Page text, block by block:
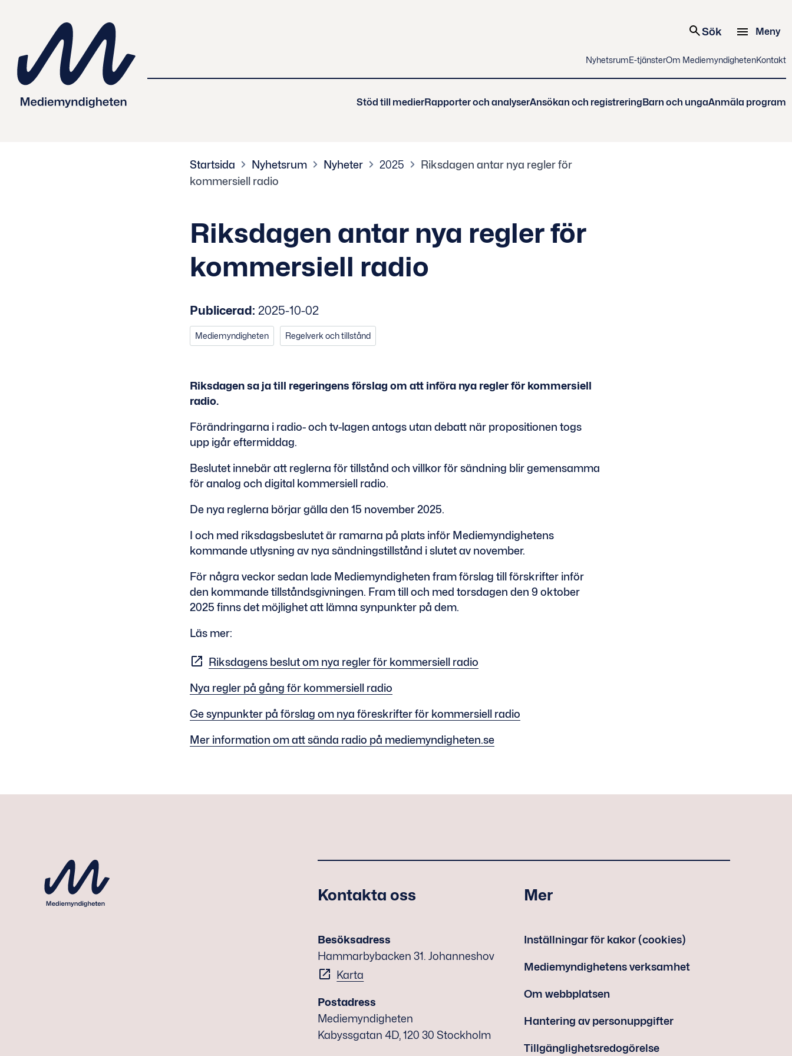
Sök Meny
NyhetsrumE-tjänsterOm MediemyndighetenKontakt
Stöd till medierRapporter och analyserAnsökan och registrering Barn och ungaAnmäla program
Startsida Nyhetsrum Nyheter 2025
Riksdagen antar nya regler för
kommersiell radio
Riksdagen antar nya regler för
kommersiell radio
Publicerad: 2025-10-02
Mediemyndigheten Regelverk och tillstånd
Riksdagen sa ja till regeringens förslag om att införa nya regler för kommersiell
radio.
Förändringarna i radio- och tv-lagen antogs utan debatt när propositionen togs
upp igår eftermiddag.
Beslutet innebär att reglerna för tillstånd och villkor för sändning blir gemensamma
för analog och digital kommersiell radio.
De nya reglerna börjar gälla den 15 november 2025.
I och med riksdagsbeslutet är ramarna på plats inför Mediemyndighetens
kommande utlysning av nya sändningstillstånd i slutet av november.
För några veckor sedan lade Mediemyndigheten fram förslag till förskrifter inför
den kommande tillståndsgivningen. Fram till och med torsdagen den 9 oktober
2025 finns det möjlighet att lämna synpunkter på dem.
Läs mer:
Riksdagens beslut om nya regler för kommersiell radio
Nya regler på gång för kommersiell radio
Ge synpunkter på förslag om nya föreskrifter för kommersiell radio
Mer information om att sända radio på mediemyndigheten.se
Kontakta oss
Besöksadress
Hammarbybacken 31. Johanneshov
Karta
Postadress
Mediemyndigheten
Kabyssgatan 4D, 120 30 Stockholm
Mer
Inställningar för kakor (cookies)
Mediemyndighetens verksamhet
Om webbplatsen
Hantering av personuppgifter
Tillgänglighetsredogörelse